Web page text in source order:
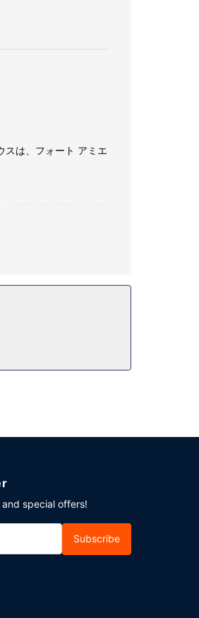
スは、フォート アミエ
スキーピング サービ
ください。コンチネ
special offers!
Subscribe